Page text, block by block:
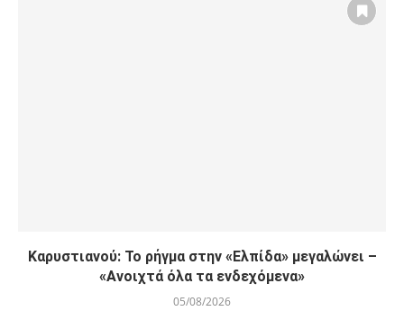
Καρυστιανού: Το ρήγμα στην «Ελπίδα» μεγαλώνει –
«Ανοιχτά όλα τα ενδεχόμενα»
05/08/2026